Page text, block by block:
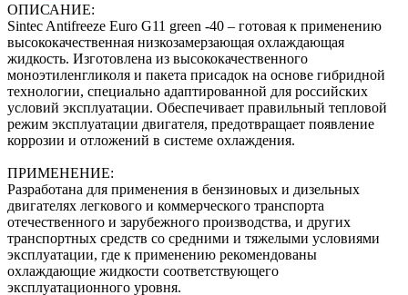
ОПИСАНИЕ:
Sintec Antifreeze Euro G11 green -40 – готовая к применению
высококачественная низкозамерзающая охлаждающая
жидкость. Изготовлена из высококачественного
моноэтиленгликоля и пакета присадок на основе гибридной
технологии, специально адаптированной для российских
условий эксплуатации. Обеспечивает правильный тепловой
режим эксплуатации двигателя, предотвращает появление
коррозии и отложений в системе охлаждения.
ПРИМЕНЕНИЕ:
Разработана для применения в бензиновых и дизельных
двигателях легкового и коммерческого транспорта
отечественного и зарубежного производства, и других
транспортных средств со средними и тяжелыми условиями
эксплуатации, где к применению рекомендованы
охлаждающие жидкости соответствующего
эксплуатационного уровня.